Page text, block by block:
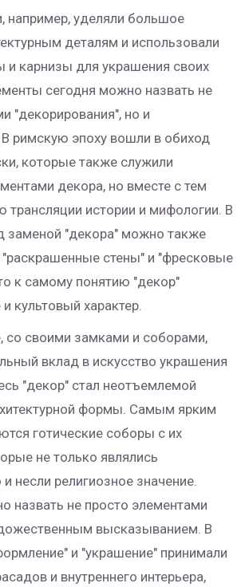
например, уделяли большое
деталям и использовали
и карнизы для украшения своих
сегодня можно назвать не
"декорирования", но и
римскую эпоху вошли в обиход
которые также служили
декора, но вместе с тем
трансляции истории и мифологии. В
заменой "декора" можно также
"раскрашенные стены" и "фресковые
к самому понятию "декор"
культовый характер.
со своими замками и соборами,
вклад в искусство украшения
"декор" стал неотъемлемой
формы. Самым ярким
готические соборы с их
не только являлись
несли религиозное значение.
назвать не просто элементами
высказыванием. В
и "украшение" принимали
и внутреннего интерьера,